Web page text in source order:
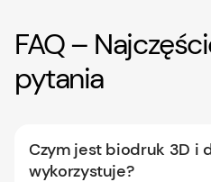
FAQ –
pytania
Czym jest biodruk 3D i
wykorzystuje?